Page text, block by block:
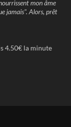
mon âme
jamais". Alors, prêt
4.50€ la minute